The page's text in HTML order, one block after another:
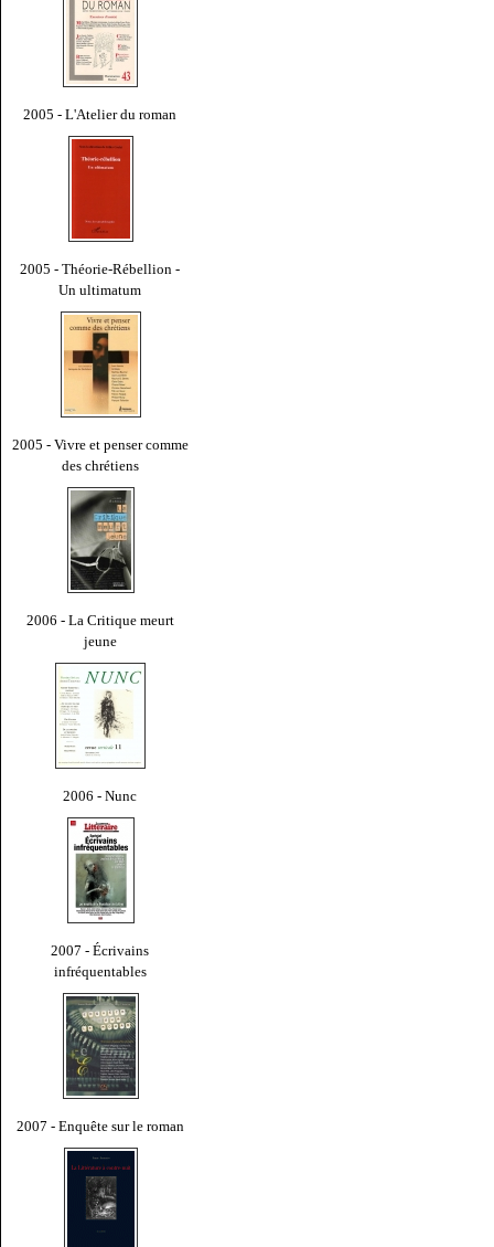
2005 - L'Atelier du roman
2005 - Théorie-Rébellion -
Un ultimatum
2005 - Vivre et penser comme
des chrétiens
2006 - La Critique meurt
jeune
2006 - Nunc
2007 - Écrivains
infréquentables
2007 - Enquête sur le roman